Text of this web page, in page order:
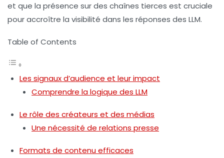
et que la présence sur des chaînes tierces est cruciale
pour accroître la visibilité dans les réponses des LLM.
Table of Contents
Les signaux d’audience et leur impact
Comprendre la logique des LLM
Le rôle des créateurs et des médias
Une nécessité de relations presse
Formats de contenu efficaces